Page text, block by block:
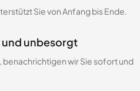
Sie von Anfang bis Ende.
und unbesorgt
benachrichtigen wir Sie sofort und